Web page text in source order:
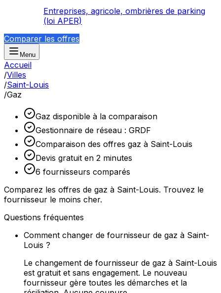
Entreprises, agricole, ombrières de parking
(loi APER)
Comparer les offres
Menu
Accueil
/Villes
/Saint-Louis
/Gaz
Gaz disponible à la comparaison
Gestionnaire de réseau : GRDF
Comparaison des offres gaz à Saint-Louis
Devis gratuit en 2 minutes
6 fournisseurs comparés
Comparez les offres de gaz à Saint-Louis. Trouvez le
fournisseur le moins cher.
Questions fréquentes
Comment changer de fournisseur de gaz à Saint-
Louis ?
Le changement de fournisseur de gaz à Saint-Louis
est gratuit et sans engagement. Le nouveau
fournisseur gère toutes les démarches et la